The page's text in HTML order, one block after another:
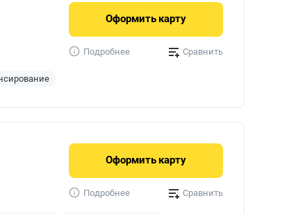
Оформить карту
Подробнее Сравнить
Оформить карту
Подробнее Сравнить